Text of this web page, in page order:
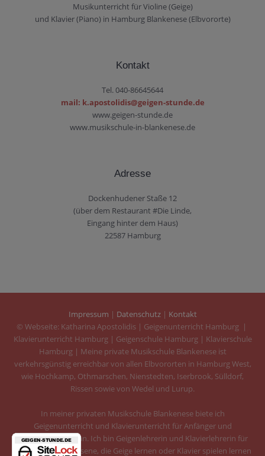
Musikunterricht für Violine (Geige)
und Klavier (Piano) in Hamburg Blankenese (Elbvororte)
Kontakt
Tel. 040-86645644
mail: k.apostolidis@geigen-stunde.de
www.geigen-stunde.de
www.musikschule-in-blankenese.de
Adresse
Dockenhudener Staße 12
(über dem Restaurant #Die Linde,
Eingang hinter dem Haus)
22587 Hamburg
Impressum | Datenschutz| Kontakt
© Webseite: Katharina Apostolidis | Geigenunterricht Hamburg |
Klavierunterricht Hamburg | Geigenschule Hamburg | Klavierschule
Hamburg | Meine private Musikschule Blankenese ist
verkehrsgünstig erreichbar von allen Elbvororten in Hamburg West,
wie Hochkamp, Othmarschen, Nienstedten, Iserbrook, Sülldorf,
Rissen sowie von Wedel und Lurup.
In meiner privaten Musikschule Blankenese biete ich
Geigenunterricht und Klavierunterricht für Anfänger und
Fortgeschrittene an. Ich bin Geigenlehrerin und Klavierlehrerin für
Kinder und Erwachsene, die Geige lernen oder Klavier spielen lernen